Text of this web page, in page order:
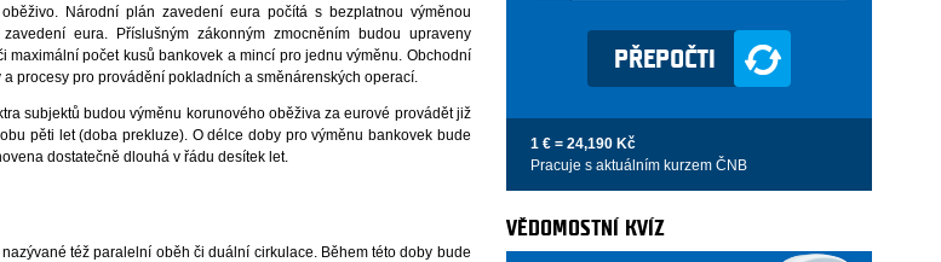
Národní plán zavedení eura počítá s bezplatnou výměnou
eura. Příslušným zákonným zmocněním budou upraveny
maximální počet kusů bankovek a mincí pro jednu výměnu. Obchodní
procesy pro provádění pokladních a směnárenských operací.
subjektů budou výměnu korunového oběživa za eurové provádět již
pěti let (doba prekluze). O délce doby pro výměnu bankovek bude
dostatečně dlouhá v řádu desítek let.
též paralelní oběh či duální cirkulace. Během této doby bude
1 € = 24,190 Kč
Pracuje s aktuálním kurzem ČNB
VĚDOMOSTNÍ KVÍZ